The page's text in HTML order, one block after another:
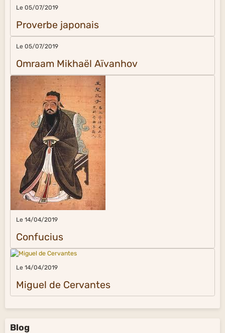
Le 05/07/2019
Proverbe japonais
Le 05/07/2019
Omraam Mikhaël Aïvanhov
Le 14/04/2019
Confucius
Le 14/04/2019
Miguel de Cervantes
Blog